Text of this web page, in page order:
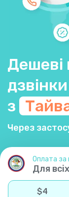
Дешеві
з
Через
Оплата за
Для всіх
$4